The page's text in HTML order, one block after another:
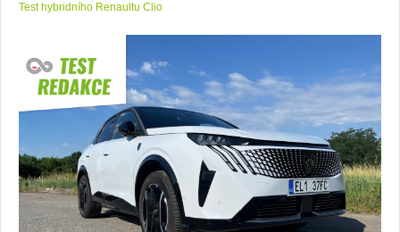
Test hybridního Renaultu Clio